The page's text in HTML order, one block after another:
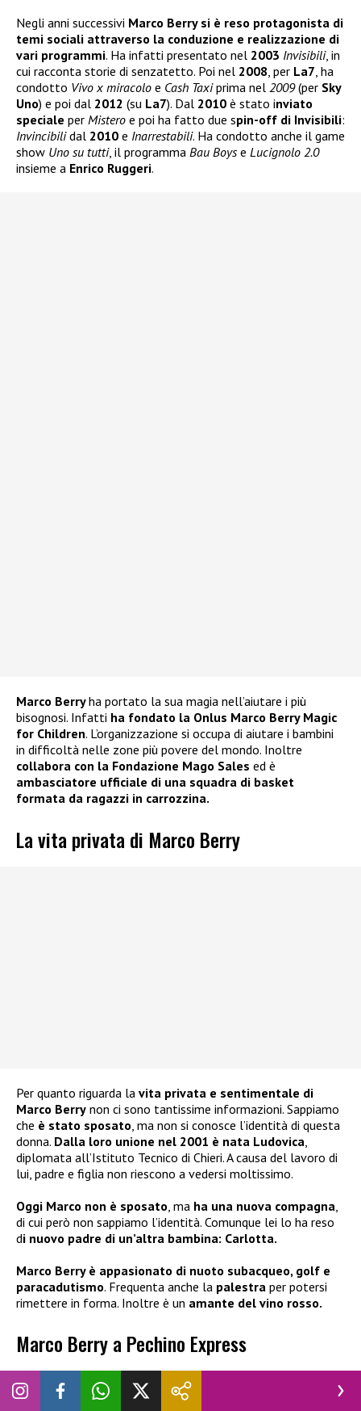
Negli anni successivi Marco Berry si è reso protagonista di
temi sociali attraverso la conduzione e realizzazione di
vari programmi. Ha infatti presentato nel 2003 Invisibili, in
cui racconta storie di senzatetto. Poi nel 2008, per La7, ha
condotto Vivo x miracolo e Cash Taxiprima nel 2009(per Sky
Uno) e poi dal 2012 (su La7). Dal 2010 è stato inviato
speciale per Mistero e poi ha fatto due spin-off di Invisibili:
Invincibilidal 2010 e Inarrestabili. Ha condotto anche il game
show Uno su tutti, il programma Bau Boyse Lucignolo 2.0
insieme a Enrico Ruggeri.
Marco Berryha portato la sua magia nell’aiutare i più
bisognosi. Infatti ha fondato la Onlus Marco Berry Magic
for Children. L’organizzazione si occupa di aiutare i bambini
in difficoltà nelle zone più povere del mondo. Inoltre
collabora con la Fondazione Mago Sales ed è
ambasciatore ufficiale di una squadra di basket
formata da ragazzi in carrozzina.
La vita privata di Marco Berry
Per quanto riguarda la vita privata e sentimentale di
Marco Berry non ci sono tantissime informazioni. Sappiamo
che è stato sposato , ma non si conosce l’identità di questa
donna. Dalla loro unione nel 2001 è nata Ludovica
diplomata all’Istituto Tecnico di Chieri. A causa del lavoro di
lui, padre e figlia non riescono a vedersi moltissimo.
Oggi Marco non è sposato , ma ha una nuova compagna
di cui però non sappiamo l’identità. Comunque lei lo ha reso
di nuovo padre di un’altra bambina: Carlotta.
Marco Berry è appasionato di nuoto subacqueo, golf e
paracadutismo. Frequenta anche la palestra per potersi
rimettere in forma. Inoltre è un amante del vino rosso.
Marco Berry a Pechino Express
Per il 2020 Marco Berry è uno dei concorrenti della
edizione
Pechino Express. Condotto da